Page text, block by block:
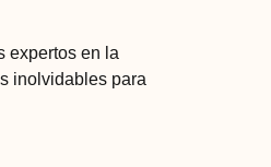
expertos en la
inolvidables para